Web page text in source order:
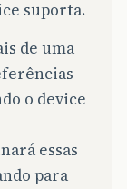
suporta.
de uma
o device
essas
para